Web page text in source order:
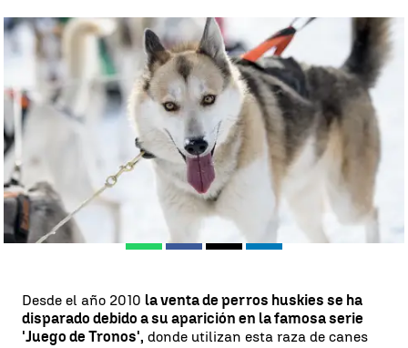
La venta de huskies siberianos se dispara desde 2010 por su
aparición en la serie Juego de Tronos |
antena3.com
Antena 3 Noticias Madrid
Publicado:28 de septiembre de 2017, 09:28
WhatsappFacebook
X Linkedin
Desde el año 2010 la venta de perros huskies se ha
disparado debido a su aparición en la famosa serie
'Juego de Tronos', donde utilizan esta raza de canes